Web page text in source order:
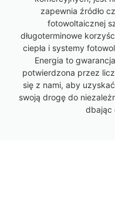
zapewnia źródło
fotowoltaicznej
długoterminowe
ciepła i systemy
Energia to
potwierdzona przez
się z nami, aby
swoją drogę do
dbając